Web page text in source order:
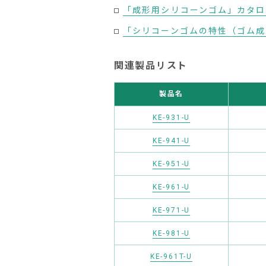
「成形用シリコーンゴム」カタ
「シリコーンゴムの特性（ゴム
関連製品リスト
製品名
KE-931-U
KE-941-U
KE-951-U
KE-961-U
KE-971-U
KE-981-U
KE-961T-U